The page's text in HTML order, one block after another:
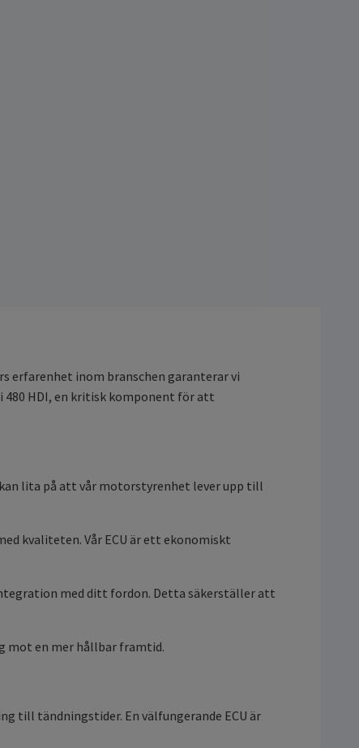
erfarenhet inom branschen garanterar vi
480 HDI, en kritisk komponent för att
lita på att vår motorstyrenhet lever upp till
kvaliteten. Vår ECU är ett ekonomiskt
med ditt fordon. Detta säkerställer att
mot en mer hållbar framtid.
till tändningstider. En välfungerande ECU är